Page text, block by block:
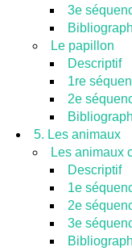
3e
Le papillon
Descriptif
1re
2e
5. Les animaux
Les animaux
Descriptif
1e
2e
3e